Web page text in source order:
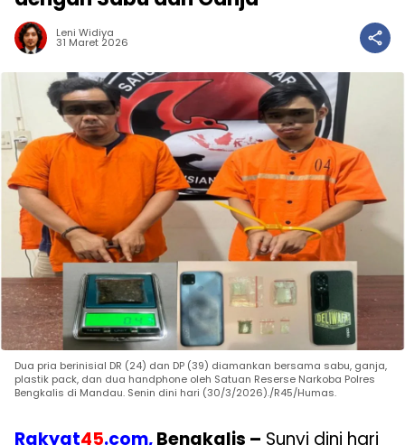
Leni Widiya
31 Maret 2026
Dua pria berinisial DR (24) dan DP (39) diamankan bersama sabu, ganja,
plastik pack, dan dua handphone oleh Satuan Reserse Narkoba Polres
Bengkalis di Mandau. Senin dini hari (30/3/2026)./R45/Humas.
Rakyat45.com,Bengkalis – Sunyi dini hari